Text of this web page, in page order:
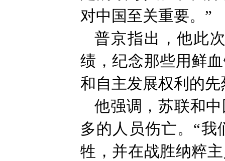
对中国至关重要。”
普京指出，他此
绩，纪念那些用鲜
和自主发展权利的先
他强调，苏联和
多的人员伤亡。“
牲，并在战胜纳粹